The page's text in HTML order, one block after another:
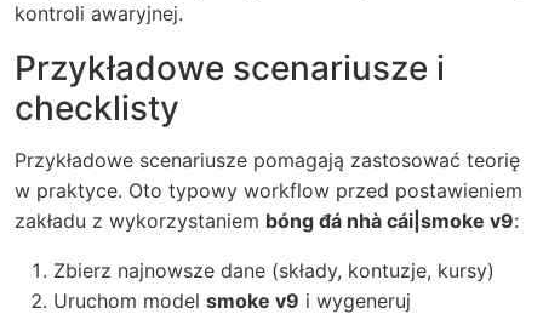
kontroli awaryjnej.
Przykładowe scenariusze i
checklisty
Przykładowe scenariusze pomagają zastosować teorię
w praktyce. Oto typowy workflow przed postawieniem
zakładu z wykorzystaniem bóng đá nhà cái|smoke v9:
Zbierz najnowsze dane (składy, kontuzje, kursy)
Uruchom model smoke v9 i wygeneruj